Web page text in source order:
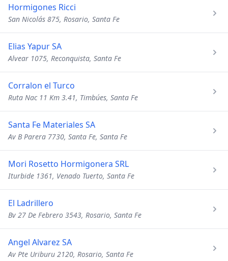
Hormigones Ricci
San Nicolás 875, Rosario, Santa Fe
Elias Yapur SA
Alvear 1075, Reconquista, Santa Fe
Corralon el Turco
Ruta Nac 11 Km 3.41, Timbúes, Santa Fe
Santa Fe Materiales SA
Av B Parera 7730, Santa Fe, Santa Fe
Mori Rosetto Hormigonera SRL
Iturbide 1361, Venado Tuerto, Santa Fe
El Ladrillero
Bv 27 De Febrero 3543, Rosario, Santa Fe
Angel Alvarez SA
Av Pte Uriburu 2120, Rosario, Santa Fe